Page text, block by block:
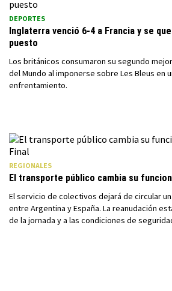
DEPORTES
Inglaterra venció 6-4 a Francia y se
puesto
Los británicos consumaron su segundo
del Mundo al imponerse sobre Les Bleus en
enfrentamiento.
REGIONALES
El transporte público cambia su
El servicio de colectivos dejará de circular
entre Argentina y España. La reanudación
de la jornada y a las condiciones de